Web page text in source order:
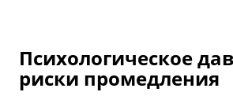
Психологическое
риски промедления